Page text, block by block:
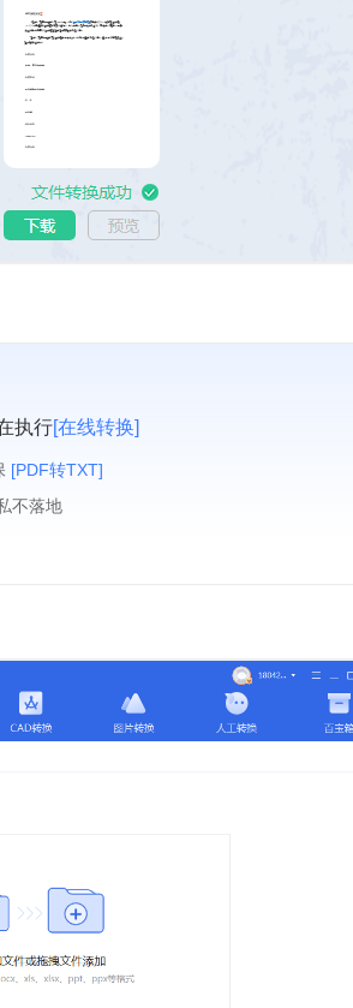
执行[在线转换]
[PDF转TXT]
不落地